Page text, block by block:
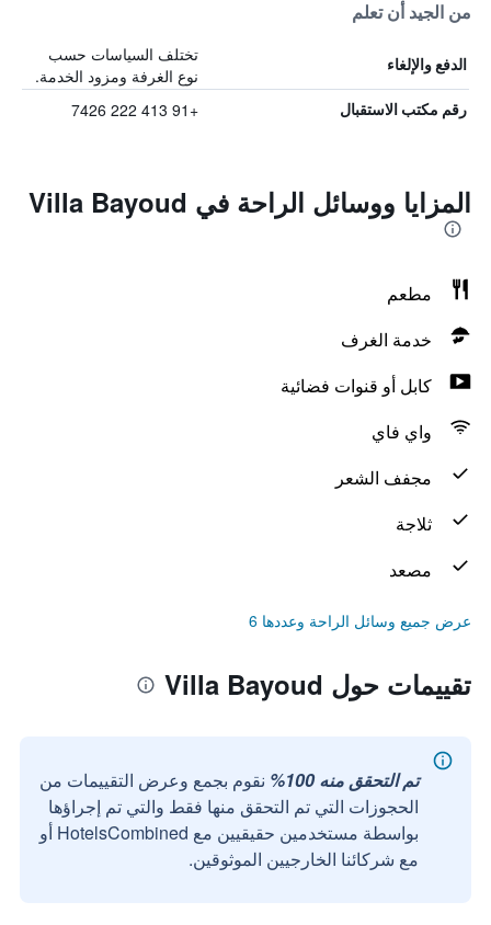
من الجيد أن تعلم
الدفع والإلغاء
تختلف السياسات حسب
نوع الغرفة ومزود الخدمة.
رقم مكتب الاستقبال +91 413 222 7426
المزايا ووسائل الراحة في Villa Bayoud
مطعم
خدمة الغرف
كابل أو قنوات فضائية
واي فاي
مجفف الشعر
ثلاجة
مصعد
عرض جميع وسائل الراحة وعددها 6
تقييمات حول Villa Bayoud
تم التحقق منه 100%
نقوم بجمع وعرض التقييمات من
الحجوزات التي تم التحقق منها فقط والتي تم إجراؤها
بواسطة مستخدمين حقيقيين مع HotelsCombined أو
مع شركائنا الخارجيين الموثوقين.